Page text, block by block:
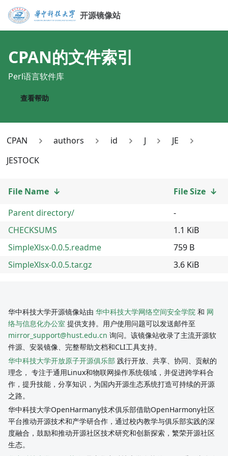
开源镜像站
CPAN的文件索引
Perl语言软件库
查看帮助
CPAN authors id J
JE
JESTOCK
File Name ↓ File Size ↓
Parent directory/
-
CHECKSUMS
1.1 KiB
SimpleXlsx-0.0.5.readme
759 B
SimpleXlsx-0.0.5.tar.gz
3.6 KiB
华中科技大学开源镜像站由 华中科技大学网络空间安全学院 和 网
络与信息化办公室 提供支持。用户使用问题可以发送邮件至
mirror_support@hust.edu.cn 询问。该镜像站收录了主流开源软
件源、安装镜像、完整帮助文档和CLI工具支持。
华中科技大学开放原子开源俱乐部 践行开放、共享、协同、贡献的
理念， 专注于通用Linux和物联网操作系统领域，并促进跨学科合
作，提升技能，分享知识，为国内开源生态系统打造可持续的开源
之路。
华中科技大学OpenHarmany技术俱乐部借助OpenHarmony社区
平台推动开源技术和产学研合作，通过校内教学与俱乐部实践的深
度融合，鼓励和推动开源社区技术研究和创新探索，繁荣开源社区
生态。